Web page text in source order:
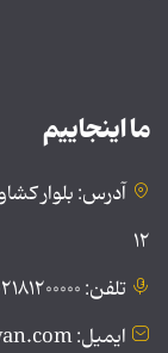
ما اینجاییم
آدرس: بلوار
۱۲
تلفن: ۰۲۱۸۱۲۰۰۰۰۰
ایمیل: public@tebyan.com